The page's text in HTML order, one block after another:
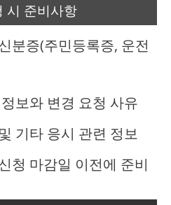
시 준비사항
분증(주민등록증, 운전
보와 변경 요청 사유
기타 응시 관련 정보
청 마감일 이전에 준비